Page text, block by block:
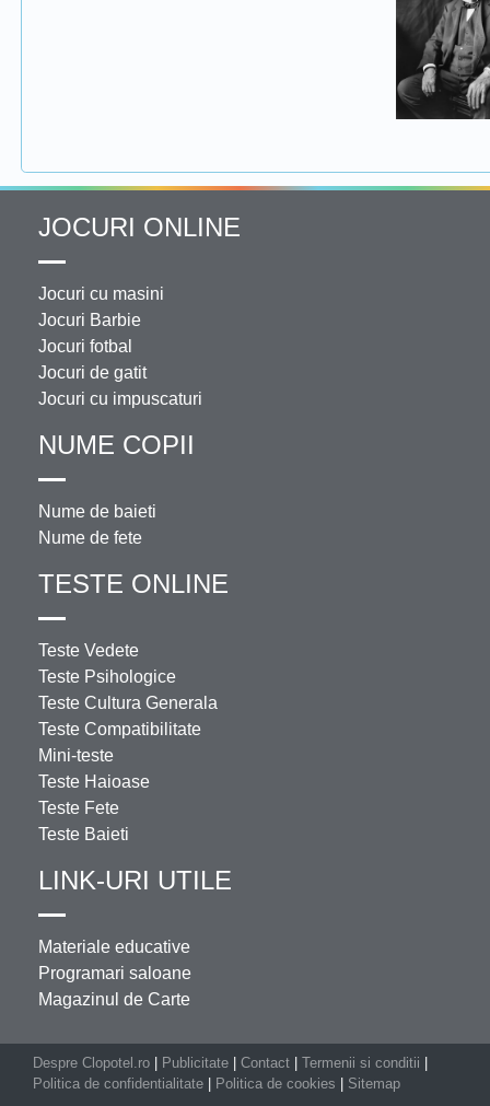
JOCURI ONLINE
Jocuri cu masini
Jocuri Barbie
Jocuri fotbal
Jocuri de gatit
Jocuri cu impuscaturi
NUME COPII
Nume de baieti
Nume de fete
TESTE ONLINE
Teste Vedete
Teste Psihologice
Teste Cultura Generala
Teste Compatibilitate
Mini-teste
Teste Haioase
Teste Fete
Teste Baieti
LINK-URI UTILE
Materiale educative
Programari saloane
Magazinul de Carte
Despre Clopotel.ro Publicitate Contact Termenii si conditii
Politica de confidentialitate
Politica de cookies Sitemap